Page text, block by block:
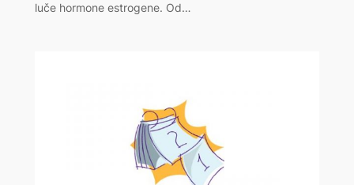
luče hormone estrogene. Od…